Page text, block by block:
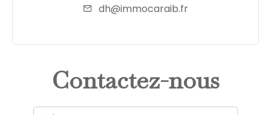
dh@immocaraib.fr
Contactez-nous